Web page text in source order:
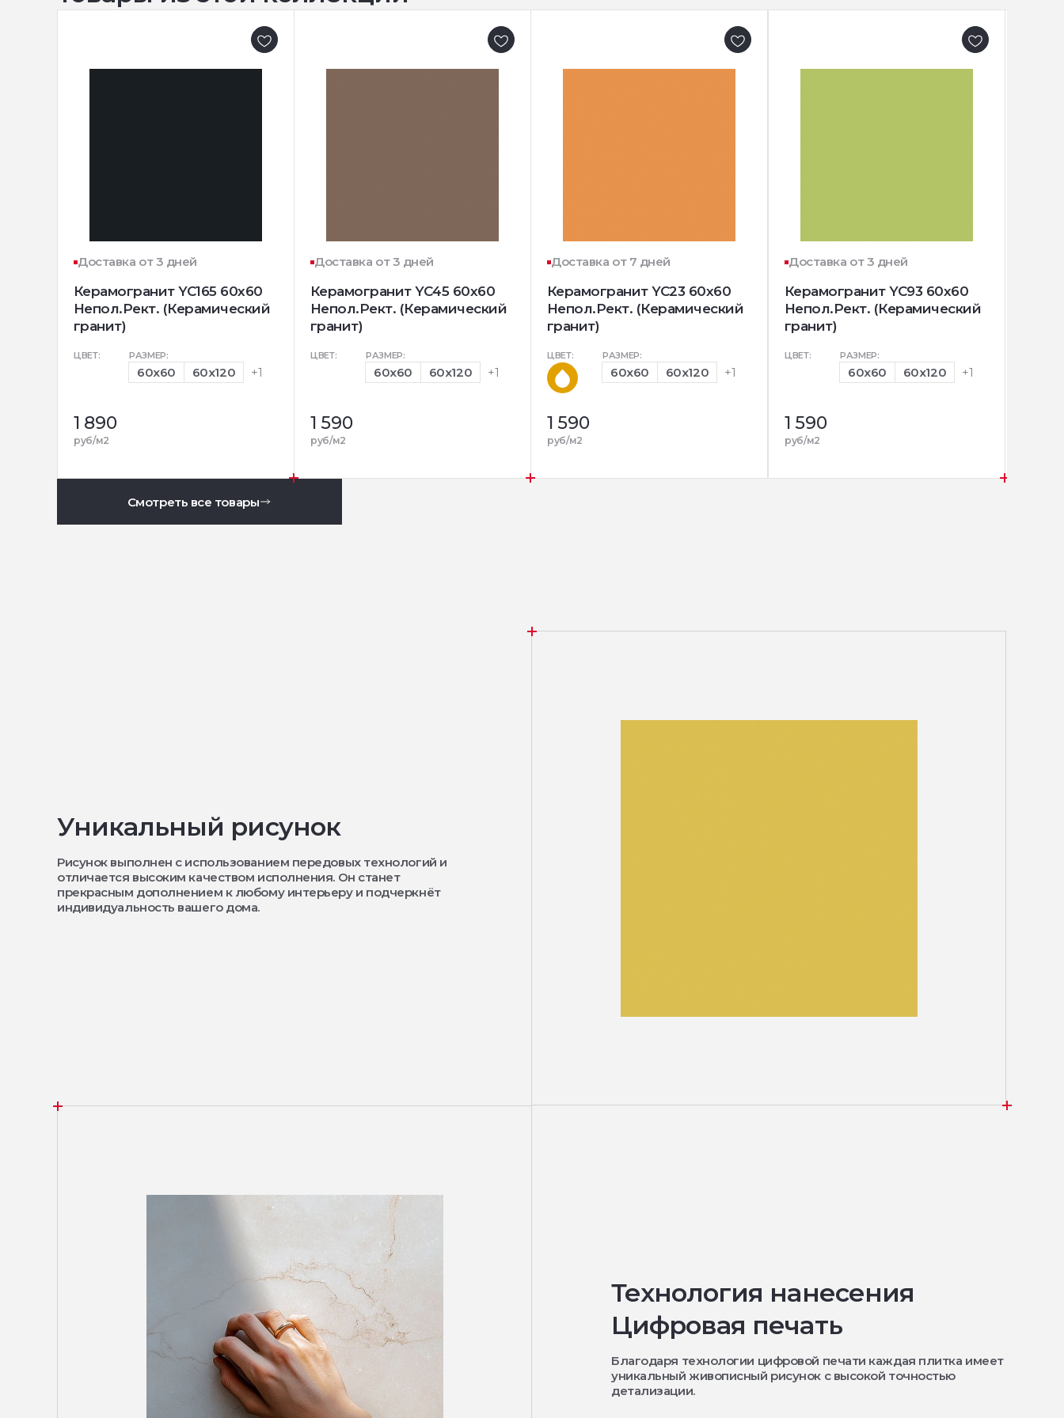
Доставка от 3 дней
Керамогранит YC165 60x60
Непол.Рект. (Керамический
гранит)
ЦВЕТ: РАЗМЕР:
60x60 60x120 +1
1 890
руб/м2
Доставка от 3 дней
Керамогранит YC45 60x60
Непол.Рект. (Керамический
гранит)
ЦВЕТ: РАЗМЕР:
60x60 60x120 +1
1 590
руб/м2
Доставка от 7 дней
Керамогранит YC23 60x60
Непол.Рект. (Керамический
гранит)
ЦВЕТ: РАЗМЕР:
60x60 60x120 +1
1 590
руб/м2
Доставка от 3 дней
Керамогранит YC93 60x60
Непол.Рект. (Керамический
гранит)
ЦВЕТ: РАЗМЕР:
60x60 60x120 +1
1 590
руб/м2
Смотреть все товары
Уникальный рисунок
Рисунок выполнен с использованием передовых технологий и
отличается высоким качеством исполнения. Он станет
прекрасным дополнением к любому интерьеру и подчеркнёт
индивидуальность вашего дома.
Технология нанесения
Цифровая печать
Благодаря технологии цифровой печати каждая плитка имеет
уникальный живописный рисунок с высокой точностью
детализации.